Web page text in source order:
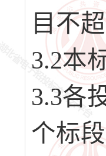
目不
3.2本
3.3各
个标段